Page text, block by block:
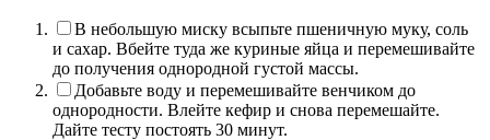
В небольшую миску всыпьте пшеничную муку, соль
и сахар. Вбейте туда же куриные яйца и перемешивайте
до получения однородной густой массы.
Добавьте воду и перемешивайте венчиком до
однородности. Влейте кефир и снова перемешайте.
Дайте тесту постоять 30 минут.